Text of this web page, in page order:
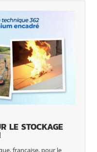
LE STOCKAGE
française, pour le